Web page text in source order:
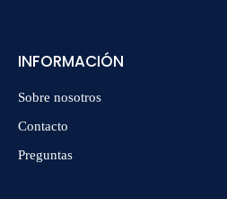
INFORMACIÓN
Sobre nosotros
Contacto
Preguntas